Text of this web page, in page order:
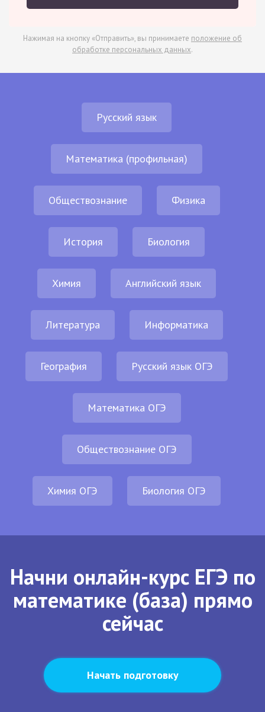
Нажимая на кнопку «Отправить», вы принимаете положение об
обработке персональных данных.
Русский язык
Математика (профильная)
Обществознание Физика
История Биология
Химия Английский язык
Литература Информатика
География Русский язык ОГЭ
Математика ОГЭ
Обществознание ОГЭ
Химия ОГЭ Биология ОГЭ
Начни онлайн-курс ЕГЭ по
математике (база) прямо
сейчас
Начать подготовку